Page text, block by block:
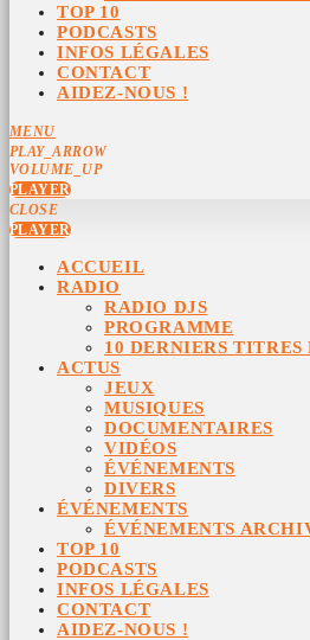
TOP 10
PODCASTS
INFOS LÉGALES
CONTACT
AIDEZ-NOUS !
MENU
PLAY_ARROW
VOLUME_UP
PLAYER
CLOSE
PLAYER
ACCUEIL
RADIO
RADIO DJS
PROGRAMME
10 DERNIERS TITRES
ACTUS
JEUX
MUSIQUES
DOCUMENTAIRES
VIDÉOS
ÉVÉNEMENTS
DIVERS
ÉVÉNEMENTS
ÉVÉNEMENTS
TOP 10
PODCASTS
INFOS LÉGALES
CONTACT
AIDEZ-NOUS !